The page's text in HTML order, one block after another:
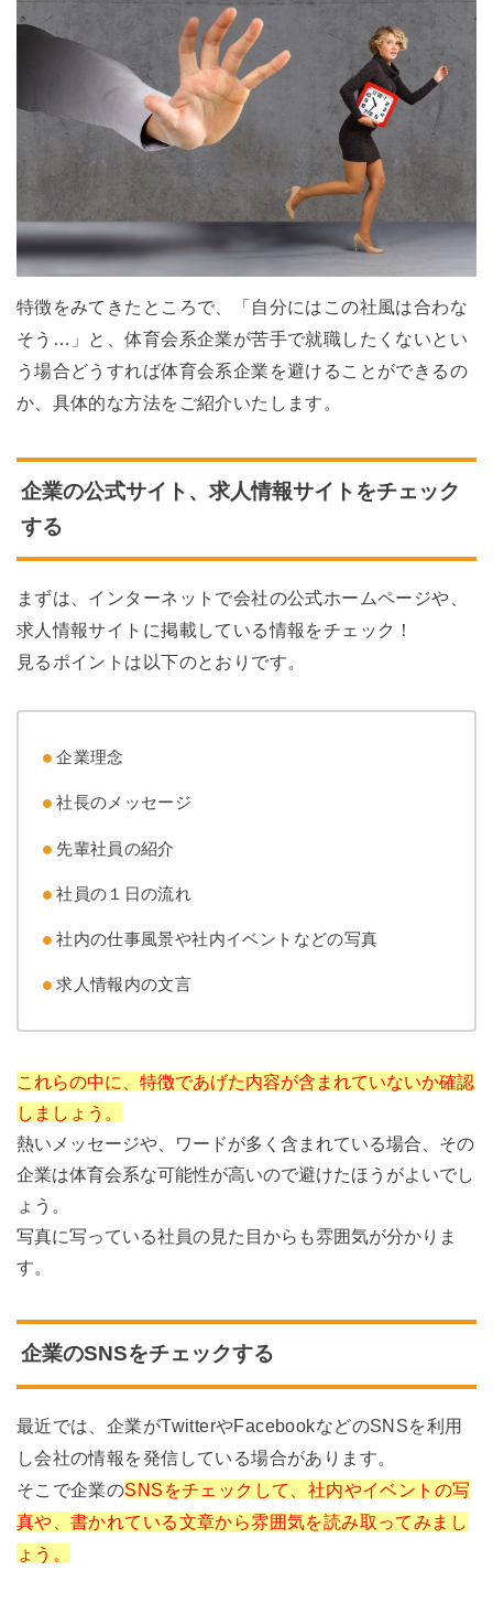
特徴をみてきたところで、「自分にはこの社風は合わな
そう…」と、体育会系企業が苦手で就職したくないとい
う場合どうすれば体育会系企業を避けることができるの
か、具体的な方法をご紹介いたします。
企業の公式サイト、求人情報サイトをチェック
する
まずは、インターネットで会社の公式ホームページや、
求人情報サイトに掲載している情報をチェック！
見るポイントは以下のとおりです。
企業理念
社長のメッセージ
先輩社員の紹介
社員の１日の流れ
社内の仕事風景や社内イベントなどの写真
求人情報内の文言
これらの中に、特徴であげた内容が含まれていないか確認
しましょう。
熱いメッセージや、ワードが多く含まれている場合、その
企業は体育会系な可能性が高いので避けたほうがよいでし
ょう。
写真に写っている社員の見た目からも雰囲気が分かりま
す。
企業のSNSをチェックする
最近では、企業がTwitterやFacebookなどのSNSを利用
し会社の情報を発信している場合があります。
そこで企業のSNSをチェックして、社内やイベントの写
真や、書かれている文章から雰囲気を読み取ってみまし
ょう。